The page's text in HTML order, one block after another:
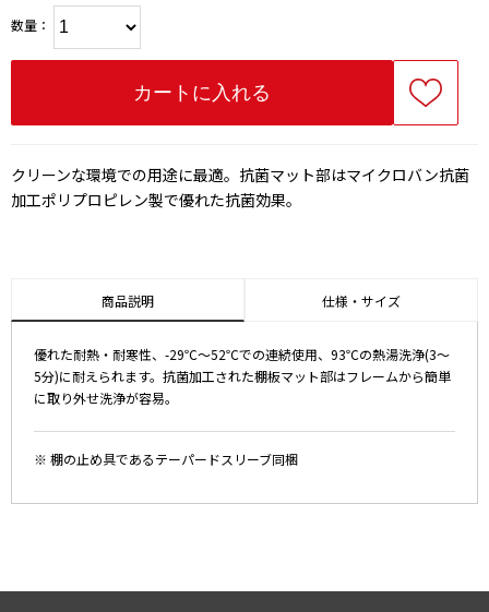
数量：
クリーンな環境での用途に最適。抗菌マット部はマイクロバン抗菌
加工ポリプロピレン製で優れた抗菌効果。
商品説明 仕様・サイズ
優れた耐熱・耐寒性、-29℃～52℃での連続使用、93℃の熱湯洗浄(3～
5分)に耐えられます。抗菌加工された棚板マット部はフレームから簡単
に取り外せ洗浄が容易。
※ 棚の止め具であるテーパードスリーブ同梱